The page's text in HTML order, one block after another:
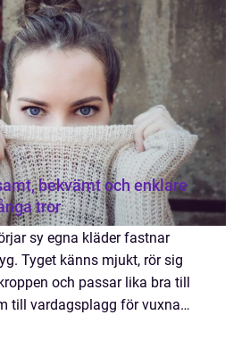
tror
sy egna kläder fastnar
Tyget känns mjukt, rör sig
och passar lika bra till
till vardagsplagg för vuxna.